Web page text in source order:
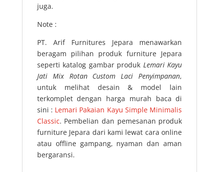
juga.
Note :
PT. Arif Furnitures Jepara menawarkan
beragam pilihan produk furniture Jepara
seperti katalog gambar produk Lemari Kayu
Jati Mix Rotan Custom Laci Penyimpanan,
untuk melihat desain & model lain
terkomplet dengan harga murah baca di
sini : Lemari Pakaian Kayu Simple Minimalis
Classic. Pembelian dan pemesanan produk
furniture Jepara dari kami lewat cara online
atau offline gampang, nyaman dan aman
bergaransi.